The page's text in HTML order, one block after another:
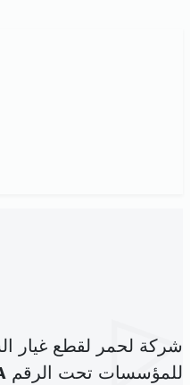
شركة لحمر لقطع غيار
للمؤسسات تحت الرقم